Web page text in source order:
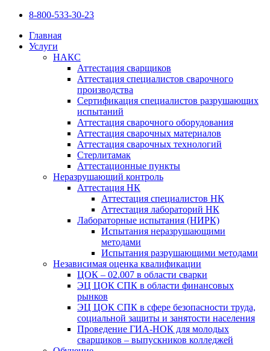
8-800-533-30-23
Главная
Услуги
НАКС
Аттестация сварщиков
Аттестация специалистов сварочного
производства
Сертификация специалистов разрушающих
испытаний
Аттестация сварочного оборудования
Аттестация сварочных материалов
Аттестация сварочных технологий
Стерлитамак
Аттестационные пункты
Неразрушающий контроль
Аттестация НК
Аттестация специалистов НК
Аттестация лабораторий НК
Лабораторные испытания (НИРК)
Испытания неразрушающими
методами
Испытания разрушающими методами
Независимая оценка квалификации
ЦОК – 02.007 в области сварки
ЭЦ ЦОК СПК в области финансовых
рынков
ЭЦ ЦОК СПК в сфере безопасности труда,
социальной защиты и занятости населения
Проведение ГИА-НОК для молодых
сварщиков – выпускников колледжей